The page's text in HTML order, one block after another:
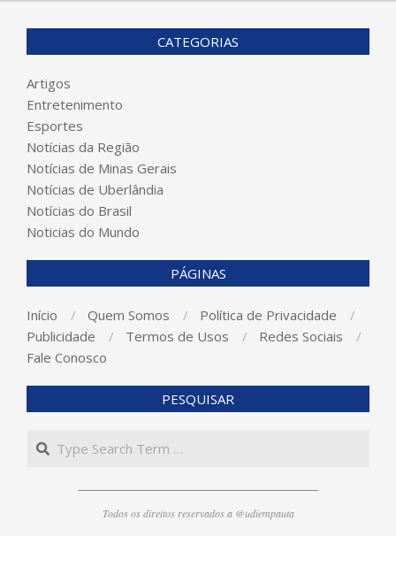
CATEGORIAS
Artigos
Entretenimento
Esportes
Notícias da Região
Notícias de Minas Gerais
Notícias de Uberlândia
Notícias do Brasil
Noticias do Mundo
PÁGINAS
Início Quem Somos
Política de Privacidade
Publicidade
Termos de Usos
Redes Sociais
Fale Conosco
PESQUISAR
Search
Todos os direitos reservados a @udiempauta